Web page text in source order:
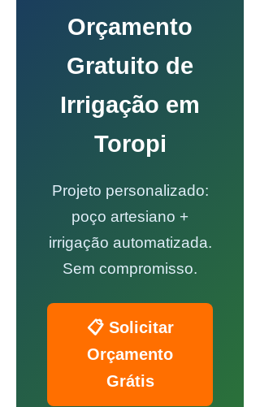
Orçamento
Gratuito de
Irrigação em
Toropi
Projeto personalizado:
poço artesiano +
irrigação automatizada.
Sem compromisso.
📋 Solicitar
Orçamento
Grátis